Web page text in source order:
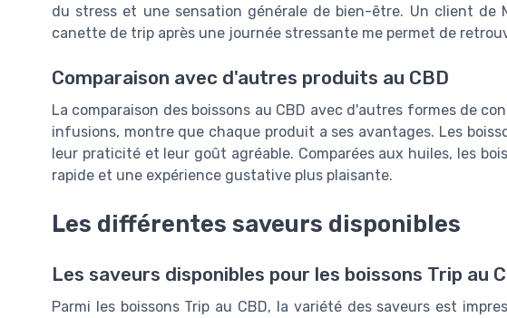
du stress et une sensation générale de bien-être. Un client de
canette de trip après une journée stressante me permet de
Comparaison avec d'autres produits au CBD
La comparaison des boissons au CBD avec d'autres formes de
infusions, montre que chaque produit a ses avantages. Les
leur praticité et leur goût agréable. Comparées aux huiles, les
rapide et une expérience gustative plus plaisante.
Les différentes saveurs disponibles
Les saveurs disponibles pour les boissons Trip au
Parmi les boissons Trip au CBD, la variété des saveurs est